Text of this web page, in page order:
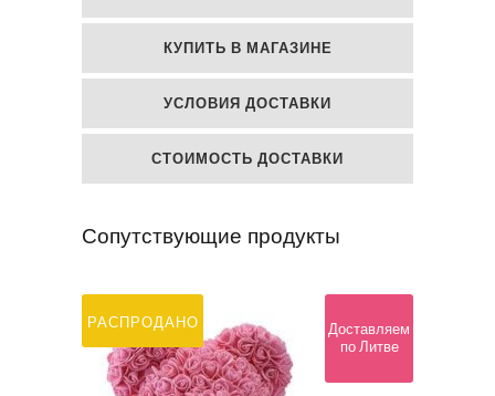
КУПИТЬ В МАГАЗИНЕ
УСЛОВИЯ ДОСТАВКИ
СТОИМОСТЬ ДОСТАВКИ
Сопутствующие продукты
РАСПРОДАНО
Доставляем
по Литве